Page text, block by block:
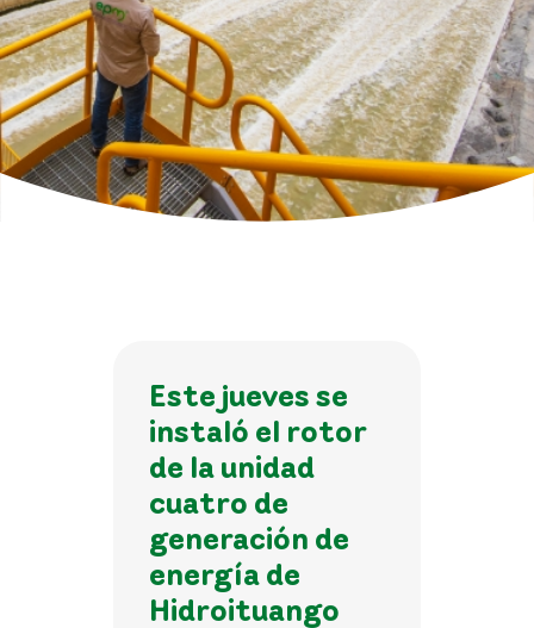
Este jueves se
instaló el rotor
de la unidad
cuatro de
generación de
energía de
Hidroituango